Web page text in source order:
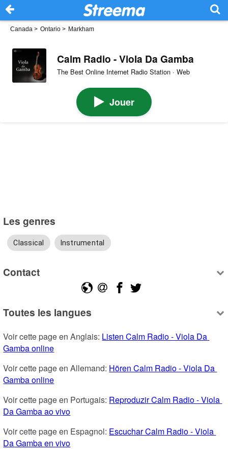
Canada > Ontario > Markham
Calm Radio - Viola Da Gamba
The Best Online Internet Radio Station · Web
Jouer
Les genres
Classical Instrumental
Contact
Toutes les langues
Voir cette page en Anglais: Listen Calm Radio - Viola Da
Gamba online
Voir cette page en Allemand: Hören Calm Radio - Viola Da
Gamba online
Voir cette page en Portugais: Reproduzir Calm Radio - Viola
Da Gamba ao vivo
Voir cette page en Espagnol: Escuchar Calm Radio - Viola
Da Gamba en vivo